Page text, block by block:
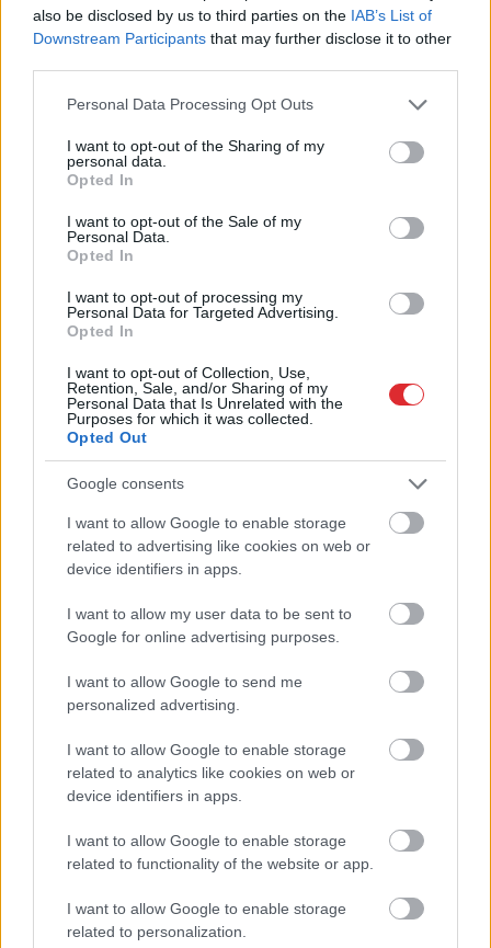
also be disclosed by us to third parties on the IAB’s List of
Downstream Participants that may further disclose it to other
Please note that this website/app uses one or more Google
not limited to your visit or usage behaviour. You may click to
grant or deny consent to Google and its third-party tags to
use your data for below specified purposes in below Google
consent section.
Personal Data Processing Opt Outs
I want to opt-out of the Sharing of my
personal data.
Opted In
I want to opt-out of the Sale of my
Personal Data.
Opted In
I want to opt-out of processing my
Personal Data for Targeted Advertising.
Opted In
I want to opt-out of Collection, Use,
Retention, Sale, and/or Sharing of my
Personal Data that Is Unrelated with the
Purposes for which it was collected.
Opted Out
Google consents
I want to allow Google to enable storage
related to advertising like cookies on web or
device identifiers in apps.
I want to allow my user data to be sent to
Google for online advertising purposes.
I want to allow Google to send me
personalized advertising.
I want to allow Google to enable storage
related to analytics like cookies on web or
device identifiers in apps.
I want to allow Google to enable storage
related to functionality of the website or app.
I want to allow Google to enable storage
related to personalization.
gulētiešanas, un iemigsi tik
ātri, cik noguris bērns: 8
ieteikumi ātrākai
aizmigšanai
Nosauktināvējošākie
turam īkšķus, lai
neatrodi sarakstā savu
Krievijas drons uz ielas
mērķtiecīgi vajā un
uzbrūk tirgotājam
Atcelt Ziņot